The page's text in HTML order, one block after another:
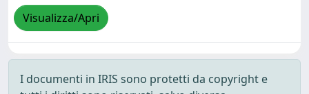
Visualizza/Apri
I documenti in IRIS sono protetti da copyright e